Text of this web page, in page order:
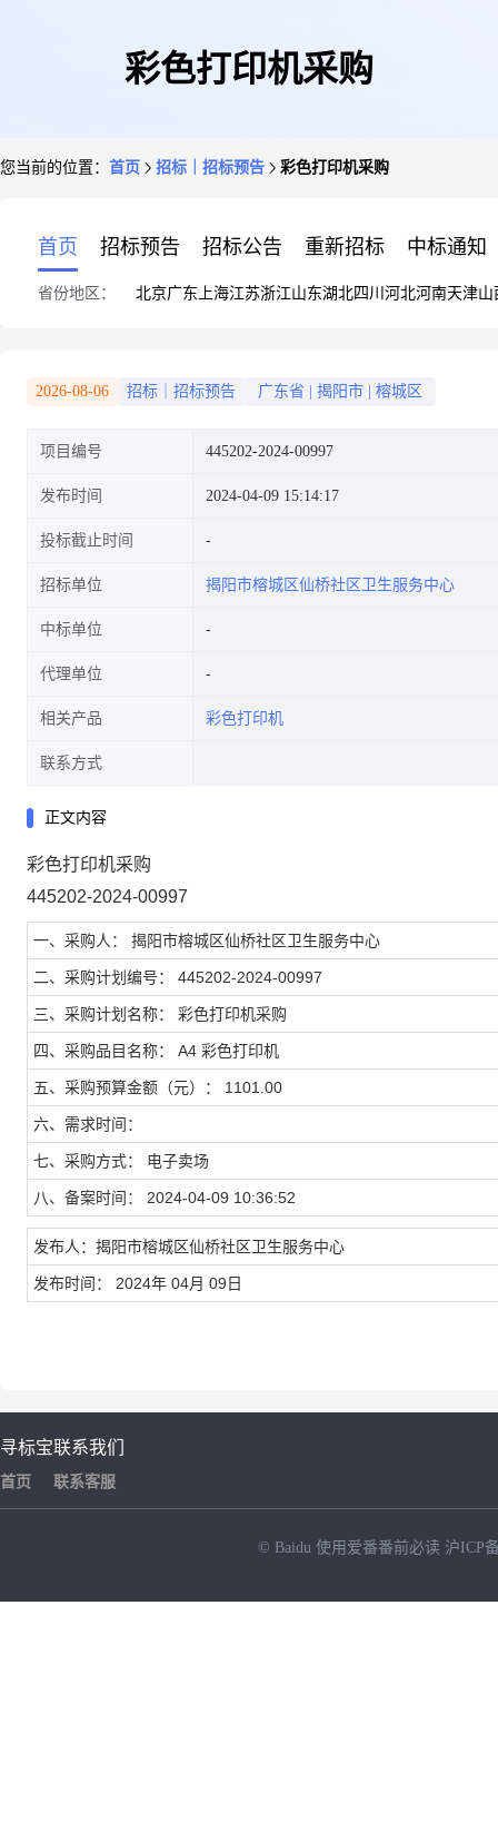
彩色打印机采购
您当前的位置： 首页 招标｜招标预告 彩色打印机采购
首页 招标预告 招标公告 重新招标 中标通知
省份地区： 北京广东 上海江苏浙江山东湖北四川 河北河南天津山
2026-08-06 招标｜招标预告 广东省 揭阳市 榕城区
项目编号 445202-2024-00997
发布时间 2024-04-09 15:14:17
投标截止时间
招标单位 揭阳市榕城区仙桥社区卫生服务中心
中标单位
代理单位
相关产品 彩色打印机
联系方式
正文内容
彩色打印机采购
445202-2024-00997
一、采购人： 揭阳市榕城区仙桥社区卫生服务中心
二、采购计划编号： 445202-2024-00997
三、采购计划名称： 彩色打印机采购
四、采购品目名称： A4 彩色打印机
五、采购预算金额（元）： 1101.00
六、需求时间：
七、采购方式： 电子卖场
八、备案时间： 2024-04-09 10:36:52
发布人：揭阳市榕城区仙桥社区卫生服务中心
发布时间： 2024年 04月 09日
寻标宝
首页
联系我们
联系客服
© Baidu 使用爱番番前必读 沪ICP